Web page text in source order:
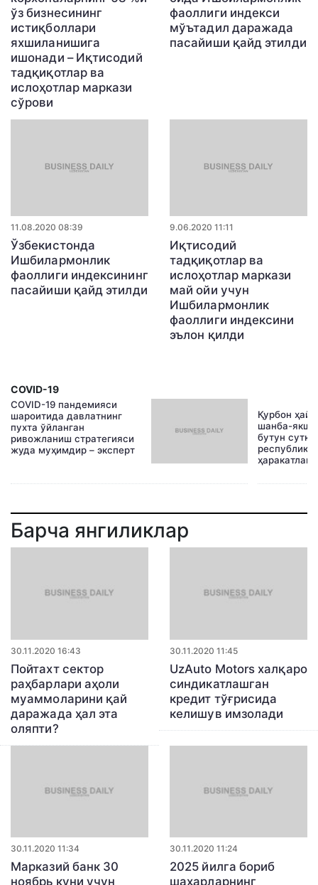
ўз бизнесининг
истиқболлари
яхшиланишига
ишонади – Иқтисодий
тадқиқотлар ва
ислоҳотлар маркази
сўрови
фаоллиги индекси
мўътадил даражада
пасайиши қайд этилди
11.08.2020 08:39
Ўзбекистонда
Ишбилармонлик
фаоллиги индексининг
пасайиши қайд этилди
9.06.2020 11:11
Иқтисодий
тадқиқотлар ва
ислоҳотлар маркази
май ойи учун
Ишбилармонлик
фаоллиги индексини
эълон қилди
COVID-19
COVID-19 пандемияси
шароитида давлатнинг
пухта ўйланган
ривожланиш стратегияси
жуда муҳимдир – эксперт
Қурбон
шанба-
бутун
Барча янгиликлар
30.11.2020 16:43
Пойтахт сектор
раҳбарлари аҳоли
муаммоларини қай
даражада ҳал эта
оляпти?
30.11.2020 11:45
UzAuto Motors халқаро
синдикатлашган
кредит тўғрисида
келишув имзолади
30.11.2020 11:34
Марказий банк 30
ноябрь куни учун
30.11.2020 11:24
2025 йилга бориб
шаҳарларнинг